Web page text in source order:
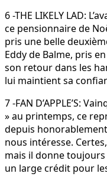
6 -THE LIKELY LAD:
ce pensionnaire de
pris une belle
Eddy de Balme, pris
son retour dans les
lui maintient sa
7 -FAN D’APPLE’S:
» au printemps, ce
depuis
nous intéresse.
mais il donne
un large crédit pour